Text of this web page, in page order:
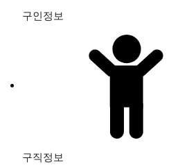
구인정보
구직정보